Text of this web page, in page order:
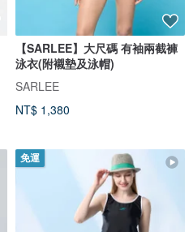
【SARLEE】大尺碼 有袖兩截褲
泳衣(附襯墊及泳帽)
SARLEE
NT$ 1,380
免運